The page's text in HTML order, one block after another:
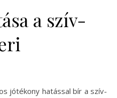
a szív-
jótékony hatással bír a szív-